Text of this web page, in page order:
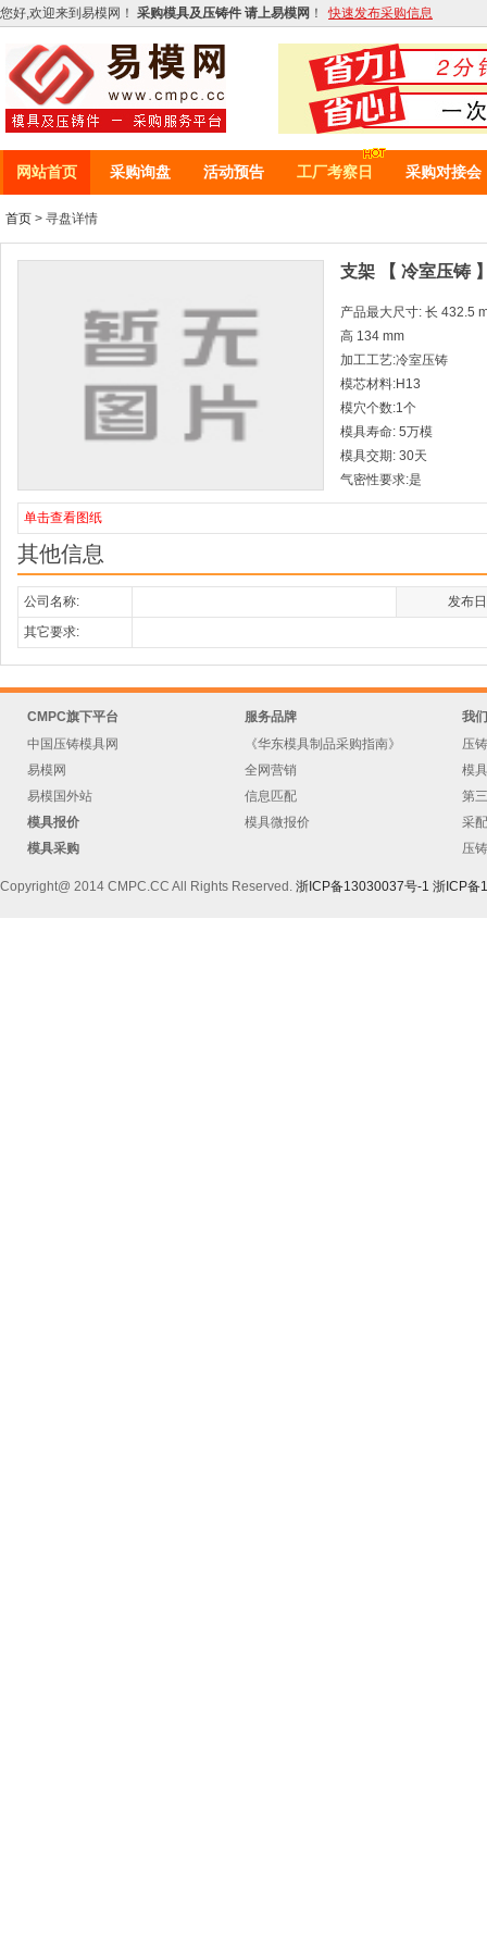
您好,欢迎来到易模网！ 采购模具及压铸件 请上易模网 ！ 快速发布采购信息
网站首页 采购询盘 活动预告 工厂考察日 采购对接会
首页 > 寻盘详情
支架 【 冷室压铸
产品最大尺寸: 长 432.5
高 134 mm
加工工艺:冷室压铸
模芯材料:H13
模穴个数:1个
模具寿命: 5万模
模具交期: 30天
气密性要求:是
单击查看图纸
其他信息
公司名称:
发布
其它要求:
CMPC旗下平台
中国压铸模具网
易模网
易模国外站
模具报价
模具采购
服务品牌
《华东模具制品采购指南》
全网营销
信息匹配
模具微报价
我
压
模
第
采
压
Copyright@ 2014 CMPC.CC All Rights Reserved. 浙ICP备13030037号-1 浙ICP备